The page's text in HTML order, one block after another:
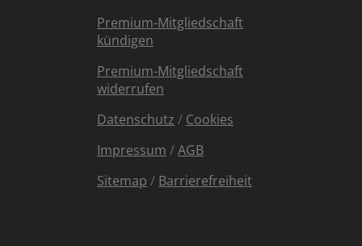
Premium-Mitgliedschaft
kündigen
Premium-Mitgliedschaft
widerrufen
Datenschutz / Cookies
Impressum /AGB
Sitemap / Barrierefreiheit